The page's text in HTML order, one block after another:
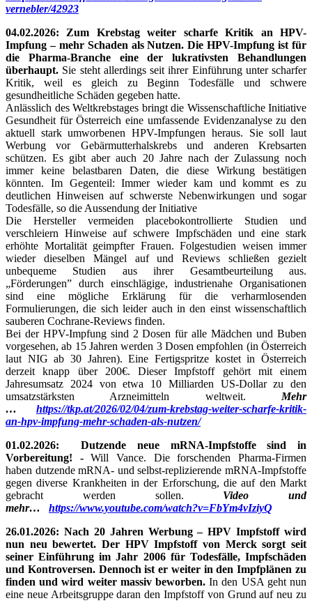
vernebler/42923
04.02.2026: Zum Krebstag weiter scharfe Kritik an HPV-
Impfung – mehr Schaden als Nutzen. Die HPV-Impfung ist für
die Pharma-Branche eine der lukrativsten Behandlungen
überhaupt. Sie steht allerdings seit ihrer Einführung unter scharfer
Kritik, weil es gleich zu Beginn Todesfälle und schwere
gesundheitliche Schäden gegeben hatte.
Anlässlich des Weltkrebstages bringt die Wissenschaftliche Initiative
Gesundheit für Österreich eine umfassende Evidenzanalyse zu den
aktuell stark umworbenen HPV-Impfungen heraus. Sie soll laut
Werbung vor Gebärmutterhalskrebs und anderen Krebsarten
schützen. Es gibt aber auch 20 Jahre nach der Zulassung noch
immer keine belastbaren Daten, die diese Wirkung bestätigen
könnten. Im Gegenteil: Immer wieder kam und kommt es zu
deutlichen Hinweisen auf schwerste Nebenwirkungen und sogar
Todesfälle, so die Aussendung der Initiative
Die Hersteller vermeiden placebokontrollierte Studien und
verschleiern Hinweise auf schwere Impfschäden und eine stark
erhöhte Mortalität geimpfter Frauen. Folgestudien weisen immer
wieder dieselben Mängel auf und Reviews schließen gezielt
unbequeme Studien aus ihrer Gesamtbeurteilung aus.
„Förderungen” durch einschlägige, industrienahe Organisationen
sind eine mögliche Erklärung für die verharmlosenden
Formulierungen, die sich leider auch in den einst wissenschaftlich
sauberen Cochrane-Reviews finden.
Bei der HPV-Impfung sind 2 Dosen für alle Mädchen und Buben
vorgesehen, ab 15 Jahren werden 3 Dosen empfohlen (in Österreich
laut NIG ab 30 Jahren). Eine Fertigspritze kostet in Österreich
derzeit knapp über 200€. Dieser Impfstoff gehört mit einem
Jahresumsatz 2024 von etwa 10 Milliarden US-Dollar zu den
umsatzstärksten Arzneimitteln weltweit. Mehr
… https://tkp.at/2026/02/04/zum-krebstag-weiter-scharfe-kritik-
an-hpv-impfung-mehr-schaden-als-nutzen/
01.02.2026: Dutzende neue mRNA-Impfstoffe sind in
Vorbereitung! -Will Vance. Die forschenden Pharma-Firmen
haben dutzende mRNA- und selbst-replizierende mRNA-Impfstoffe
gegen diverse Krankheiten in der Erforschung, die auf den Markt
gebracht werden sollen. Video und
mehr… https://www.youtube.com/watch?v=FbYm4vIziyQ
26.01.2026: Nach 20 Jahren Werbung – HPV Impfstoff wird
nun neu bewertet. Der HPV Impfstoff von Merck sorgt seit
seiner Einführung im Jahr 2006 für Todesfälle, Impfschäden
und Kontroversen. Dennoch ist er weiter in den Impfplänen zu
finden und wird weiter massiv beworben. In den USA geht nun
eine neue Arbeitsgruppe daran den Impfstoff von Grund auf neu zu